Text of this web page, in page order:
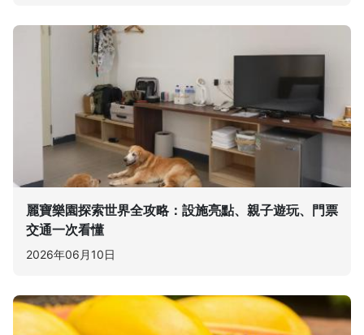
麗寶樂園探索世界全攻略：設施亮點、親子遊玩、門票
交通一次看懂
2026年06月10日